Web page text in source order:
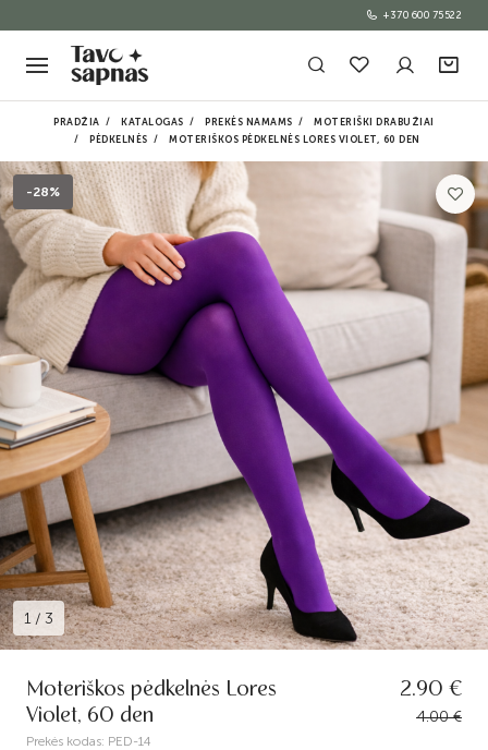
+370 600 75522
PRADŽIA KATALOGAS PREKĖS NAMAMS
MOTERIŠKI DRABUŽIAI
PĖDKELNĖS
MOTERIŠKOS PĖDKELNĖS LORES VIOLET, 60 DEN
1 / 3
-28%
Moteriškos pėdkelnės Lores
Violet, 60 den
Prekės kodas: PED-14
2.90 €
4.00 €